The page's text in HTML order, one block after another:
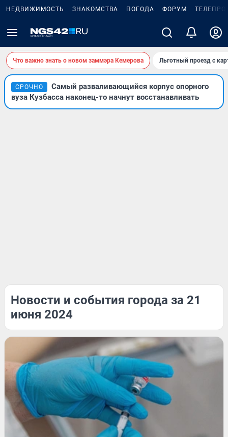
НЕДВИЖИМОСТЬ ЗНАКОМСТВА ПОГОДА ФОРУМ
Что важно знать о новом заммэра Кемерова Льготный проезд с
СРОЧНО
Самый разваливающийся корпус опорного
вуза Кузбасса наконец-то начнут восстанавливать
Новости и события города за 21
июня 2024